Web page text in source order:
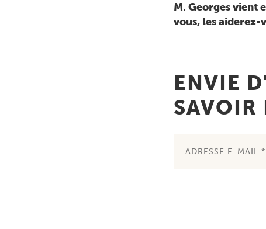
M. Georges vient
vous, les aiderez-
ENVIE
SAVOIR